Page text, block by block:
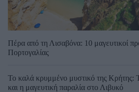
Πέρα από τη Λισαβόνα: 10 μαγευτικοί
Πορτογαλίας
Το καλά κρυμμένο μυστικό της Κρήτης:
και η μαγευτική παραλία στο Λιβυκό